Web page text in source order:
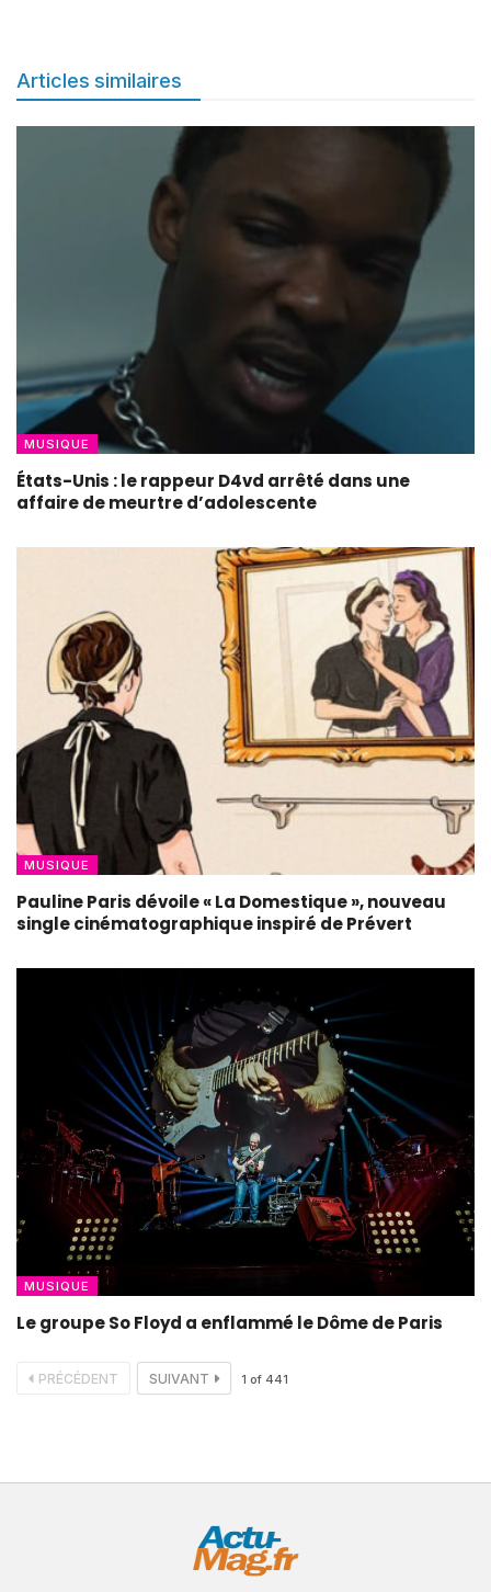
Articles similaires
MUSIQUE
États-Unis : le rappeur D4vd arrêté dans une
affaire de meurtre d’adolescente
MUSIQUE
Pauline Paris dévoile « La Domestique », nouveau
single cinématographique inspiré de Prévert
MUSIQUE
Le groupe So Floyd a enflammé le Dôme de Paris
PRÉCÉDENT SUIVANT 1 of 441